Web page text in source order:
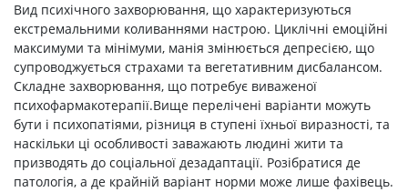
Вид психічного захворювання, що характеризуються
екстремальними коливаннями настрою. Циклічні емоційні
максимуми та мінімуми, манія змінюється депресією, що
супроводжується страхами та вегетативним дисбалансом.
Складне захворювання, що потребує виваженої
психофармакотерапії.Вище перелічені варіанти можуть
бути і психопатіями, різниця в ступені їхньої виразності, та
наскільки ці особливості заважають людині жити та
призводять до соціальної дезадаптації. Розібратися де
патологія, а де крайній варіант норми може лише фахівець.